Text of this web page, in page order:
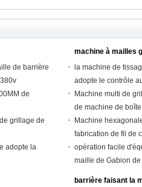
de barrière
de
grillage de
adopte la
machine à mailles
la machine de
adopte le contrôle
Machine multi de
de machine de
Machine
fabrication de fil de
opération facile
maille de Gabion
barrière faisant la